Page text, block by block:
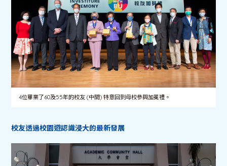
4位畢業了60及55年的校友 (中間) 特意回到母校參與加冕禮。
校友透過校園遊認識浸大的最新發展